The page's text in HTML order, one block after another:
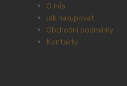
O nás
Jak nakupovat
Obchodní podmínky
Kontakty